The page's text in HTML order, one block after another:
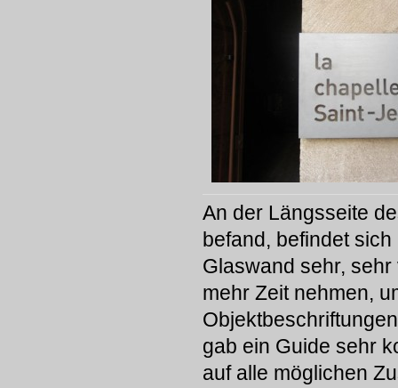
An der Längsseite
befand, befindet
Glaswand sehr,
mehr Zeit nehmen,
gab ein Guide sehr
auf alle möglichen